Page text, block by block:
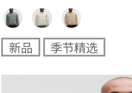
新品 季节精选